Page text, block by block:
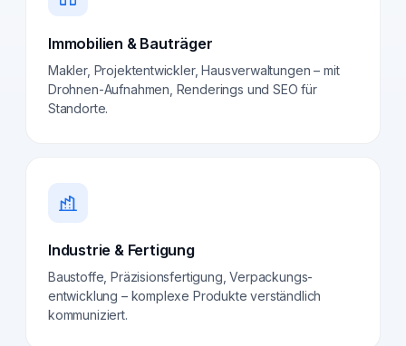
Immobilien & Bauträger
Makler, Projektentwickler, Hausverwaltungen – mit
Drohnen-Aufnahmen, Renderings und SEO für
Standorte.
Industrie & Fertigung
Baustoffe, Präzisionsfertigung, Verpackungs­
entwicklung – komplexe Produkte verständlich
kommuniziert.